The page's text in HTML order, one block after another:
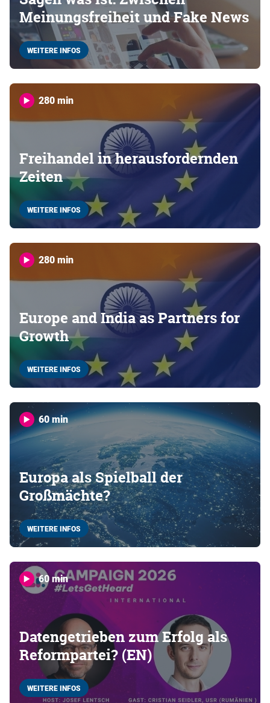
Meinungsfreiheit und Fake News
WEITERE INFOS
280 min
Freihandel in herausfordernden
Zeiten
WEITERE INFOS
280 min
Europe and India as Partners for
Growth
WEITERE INFOS
60 min
Europa als Spielball der
Großmächte?
WEITERE INFOS
60 min
Datengetrieben zum Erfolg als
Reformpartei? (EN)
WEITERE INFOS